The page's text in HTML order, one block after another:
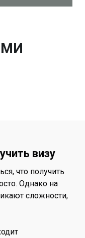
визу
что получить
Однако на
сложности,